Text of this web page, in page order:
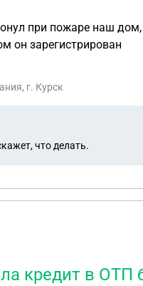
при пожаре наш
он зарегистрирован
г. Курск
что делать.
кредит в ОТП